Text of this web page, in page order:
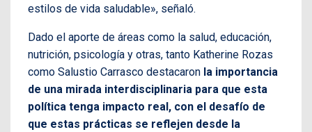
estilos de vida saludable», señaló.
Dado el aporte de áreas como la salud, educación,
nutrición, psicología y otras, tanto Katherine Rozas
como Salustio Carrasco destacaron la importancia
de una mirada interdisciplinaria para que esta
política tenga impacto real, con el desafío de
que estas prácticas se reflejen desde la